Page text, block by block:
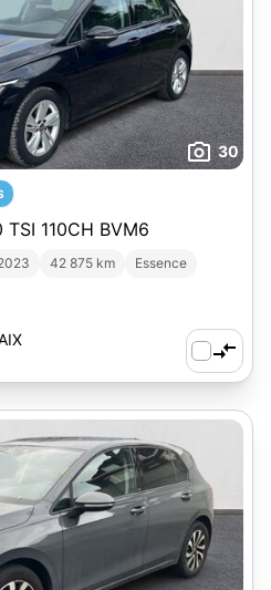
30
TSI 110CH BVM6
42 875 km
Essence